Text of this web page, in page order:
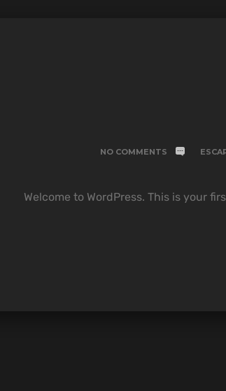
NO COMMENTS
Welcome to WordPress. This is your